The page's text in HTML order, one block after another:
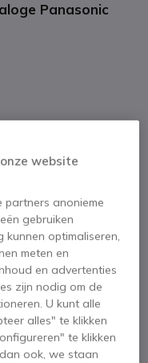
Panasonic
UUR
Levering:24/48 h
website
anonieme
gebruiken
optimaliseren,
meten en
en advertenties
zijn nodig om de
U kunt alle
alles" te klikken
te klikken
ook, we staan